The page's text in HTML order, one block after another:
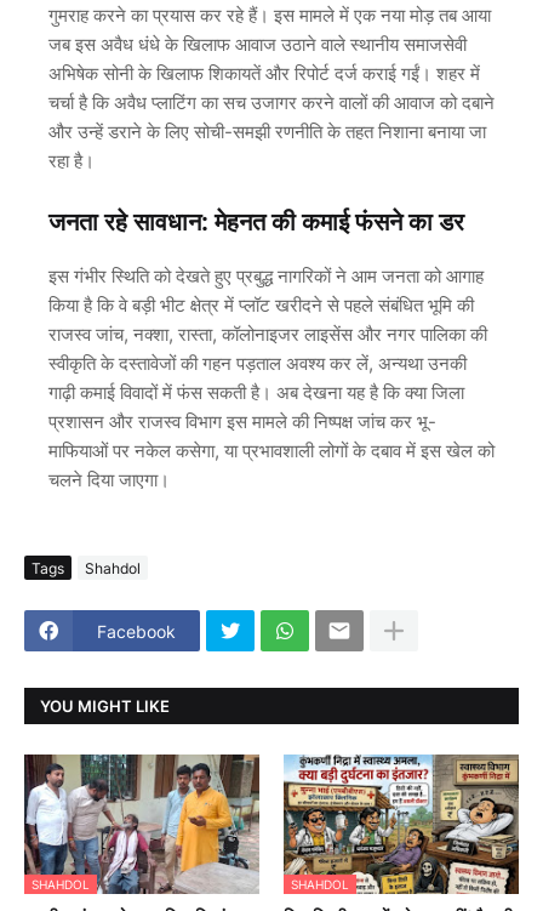
गुमराह करने का प्रयास कर रहे हैं। इस मामले में एक नया मोड़ तब आया
जब इस अवैध धंधे के खिलाफ आवाज उठाने वाले स्थानीय समाजसेवी
अभिषेक सोनी के खिलाफ शिकायतें और रिपोर्ट दर्ज कराई गईं। शहर में
चर्चा है कि अवैध प्लाटिंग का सच उजागर करने वालों की आवाज को दबाने
और उन्हें डराने के लिए सोची-समझी रणनीति के तहत निशाना बनाया जा
रहा है।
जनता रहे सावधान: मेहनत की कमाई फंसने का डर
इस गंभीर स्थिति को देखते हुए प्रबुद्ध नागरिकों ने आम जनता को आगाह
किया है कि वे बड़ी भीट क्षेत्र में प्लॉट खरीदने से पहले संबंधित भूमि की
राजस्व जांच, नक्शा, रास्ता, कॉलोनाइजर लाइसेंस और नगर पालिका की
स्वीकृति के दस्तावेजों की गहन पड़ताल अवश्य कर लें, अन्यथा उनकी
गाढ़ी कमाई विवादों में फंस सकती है। अब देखना यह है कि क्या जिला
प्रशासन और राजस्व विभाग इस मामले की निष्पक्ष जांच कर भू-
माफियाओं पर नकेल कसेगा, या प्रभावशाली लोगों के दबाव में इस खेल को
चलने दिया जाएगा।
Tags Shahdol
Facebook
YOU MIGHT LIKE
SHAHDOL SHAHDOL